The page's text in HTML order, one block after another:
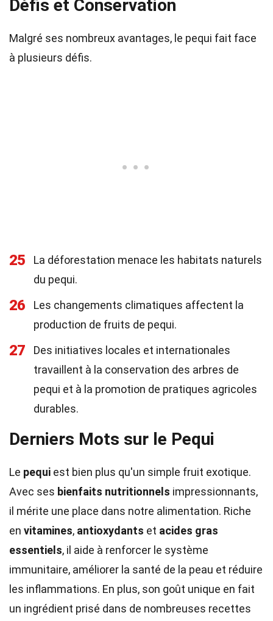
Défis et Conservation
Malgré ses nombreux avantages, le pequi fait face
à plusieurs défis.
25
La déforestation menace les habitats naturels
du pequi.
26
Les changements climatiques affectent la
production de fruits de pequi.
27
Des initiatives locales et internationales
travaillent à la conservation des arbres de
pequi et à la promotion de pratiques agricoles
durables.
Derniers Mots sur le Pequi
Le pequi est bien plus qu'un simple fruit exotique.
Avec ses bienfaits nutritionnels impressionnants,
il mérite une place dans notre alimentation. Riche
en vitamines, antioxydants et acides gras
essentiels, il aide à renforcer le système
immunitaire, améliorer la santé de la peau et réduire
les inflammations. En plus, son goût unique en fait
un ingrédient prisé dans de nombreuses recettes